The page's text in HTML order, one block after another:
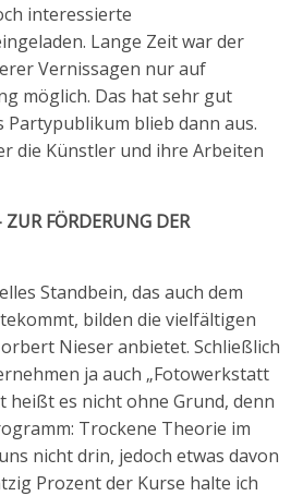
interessierte
Lange Zeit war der
Vernissagen nur auf
möglich. Das hat sehr gut
blieb dann aus.
die Künstler und ihre Arbeiten
FÖRDERUNG DER
Standbein, das auch dem
bilden die vielfältigen
Nieser anbietet. Schließlich
ja auch „Fotowerkstatt
heißt es nicht ohne Grund, denn
Trockene Theorie im
nicht drin, jedoch etwas davon
Prozent der Kurse halte ich